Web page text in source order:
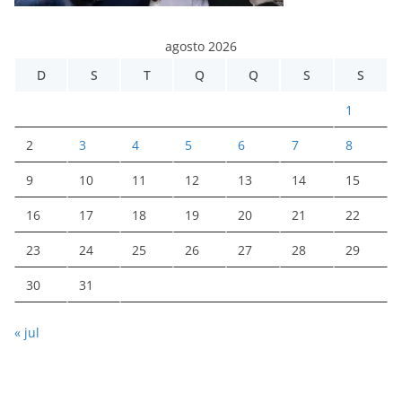
agosto 2026
D
S T Q Q S S
1
2 3 4 5 6 7 8
9 10 11 12 13 14 15
16 17 18 19 20 21 22
23 24 25 26 27 28 29
30 31
« jul